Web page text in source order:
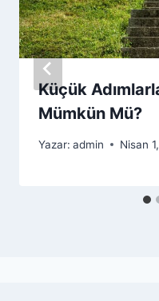
Küçük
Mümkün Mü?
Yazar: admin Nisan